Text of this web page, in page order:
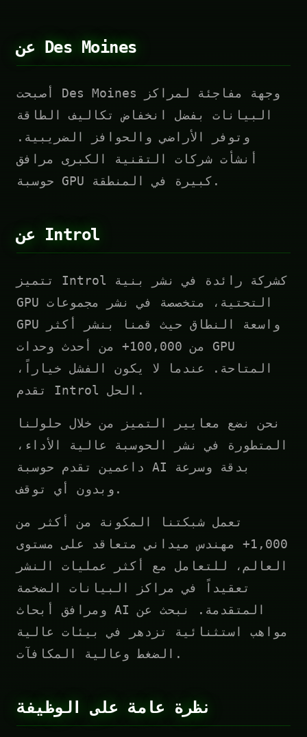
عن Des Moines
أصبحت Des Moines وجهة مفاجئة لمراكز
البيانات بفضل انخفاض تكاليف الطاقة
وتوفر الأراضي والحوافز الضريبية.
أنشأت شركات التقنية الكبرى مرافق
حوسبة GPU كبيرة في المنطقة.
عن Introl
تتميز Introl كشركة رائدة في نشر بنية
GPU التحتية، متخصصة في نشر مجموعات
GPU واسعة النطاق حيث قمنا بنشر أكثر
من 100,000+ من أحدث وحدات GPU
المتاحة. عندما لا يكون الفشل خياراً،
تقدم Introl الحل.
نحن نضع معايير التميز من خلال حلولنا
المتطورة في نشر الحوسبة عالية الأداء،
داعمين تقدم حوسبة AI بدقة وسرعة
وبدون أي توقف.
تعمل شبكتنا المكونة من أكثر من
1,000+ مهندس ميداني متعاقد على مستوى
العالم، للتعامل مع أكثر عمليات النشر
تعقيداً في مراكز البيانات الضخمة
ومرافق أبحاث AI المتقدمة. نبحث عن
مواهب استثنائية تزدهر في بيئات عالية
الضغط وعالية المكافآت.
نظرة عامة على الوظيفة